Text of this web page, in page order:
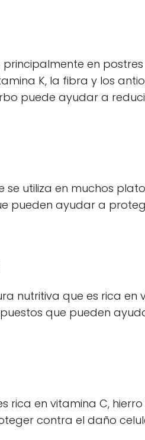
en
K, la fibra y los
puede ayudar a
se utiliza en muchos
pueden ayudar a
nutritiva que es rica en
que pueden
rica en vitamina C,
contra el daño